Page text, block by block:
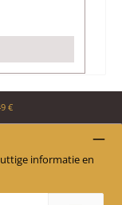
€
informatie en